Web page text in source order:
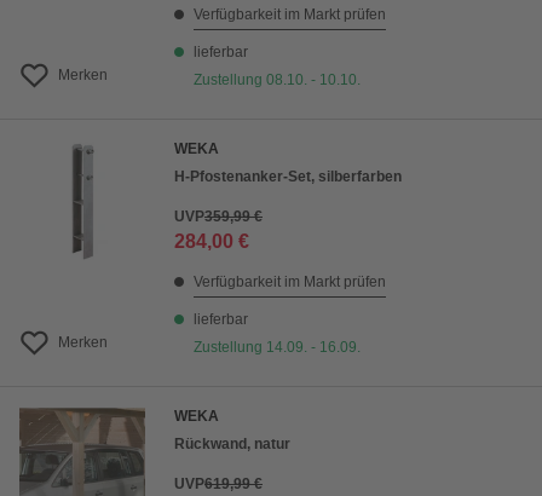
Merken
Verfügbarkeit im Markt prüfen
lieferbar
Zustellung 08.10. - 10.10.
Merken
WEKA
H-Pfostenanker-Set, silberfarben
UVP359,99 €
284,00 €
Verfügbarkeit im Markt prüfen
lieferbar
Zustellung 14.09. - 16.09.
WEKA
Rückwand, natur
UVP619,99 €